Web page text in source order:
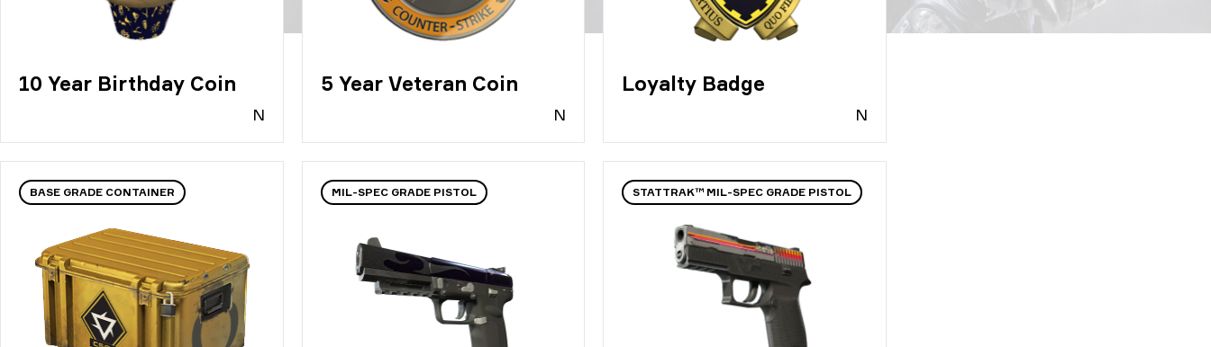
10 Year Birthday Coin
N
5 Year Veteran Coin
N
Loyalty Badge
N
BASE GRADE CONTAINER MIL-SPEC GRADE PISTOL STATTRAK™ MIL-SPEC GRADE PISTOL